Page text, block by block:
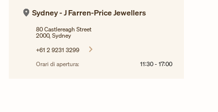
Sydney - J Farren-Price Jewellers
80 Castlereagh Street
2000, Sydney
+61 2 9231 3299
Orari di apertura:
11:30 - 17:00